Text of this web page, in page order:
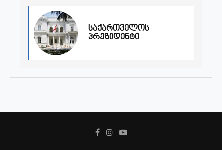
საქართველოს
პრეზიდენტი